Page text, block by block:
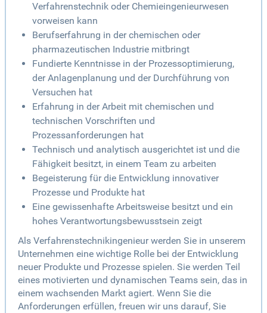
Verfahrenstechnik oder Chemieingenieurwesen
vorweisen kann
Berufserfahrung in der chemischen oder
pharmazeutischen Industrie mitbringt
Fundierte Kenntnisse in der Prozessoptimierung,
der Anlagenplanung und der Durchführung von
Versuchen hat
Erfahrung in der Arbeit mit chemischen und
technischen Vorschriften und
Prozessanforderungen hat
Technisch und analytisch ausgerichtet ist und die
Fähigkeit besitzt, in einem Team zu arbeiten
Begeisterung für die Entwicklung innovativer
Prozesse und Produkte hat
Eine gewissenhafte Arbeitsweise besitzt und ein
hohes Verantwortungsbewusstsein zeigt
Als Verfahrenstechnikingenieur werden Sie in unserem
Unternehmen eine wichtige Rolle bei der Entwicklung
neuer Produkte und Prozesse spielen. Sie werden Teil
eines motivierten und dynamischen Teams sein, das in
einem wachsenden Markt agiert. Wenn Sie die
Anforderungen erfüllen, freuen wir uns darauf, Sie